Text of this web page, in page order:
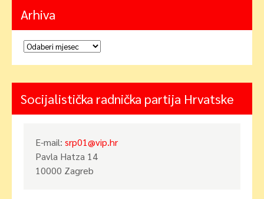
Arhiva
Arhiva
Socijalistička radnička partija Hrvatske
E-mail: srp01@vip.hr
Pavla Hatza 14
10000 Zagreb